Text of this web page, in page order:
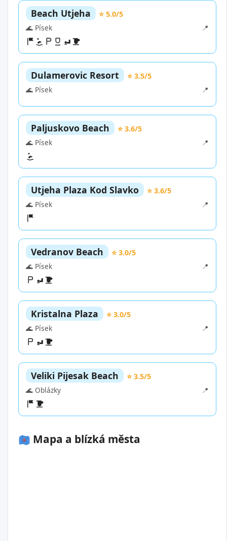
Beach Utjeha
⭐ 5.0/5
🌊 Písek
📍
Dulamerovic Resort
⭐ 3.5/5
🌊 Písek
📍
Paljuskovo Beach
⭐ 3.6/5
🌊 Písek
📍
Utjeha Plaza Kod Slavko
⭐ 3.6/5
🌊 Písek
📍
Vedranov Beach
⭐ 3.0/5
🌊 Písek
📍
Kristalna Plaza
⭐ 3.0/5
🌊 Písek
📍
Veliki Pijesak Beach
⭐ 3.5/5
🌊 Oblázky
📍
Mapa a blízká města